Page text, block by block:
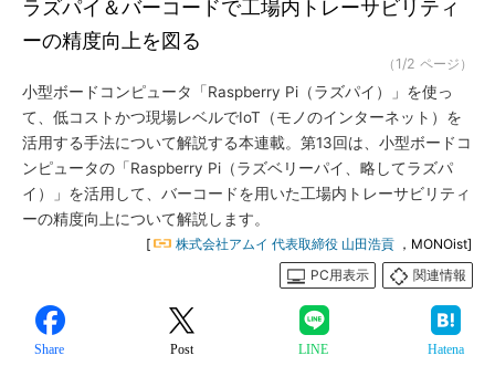
ラズパイ＆バーコードで工場内トレーサビリティ
ーの精度向上を図る
（1/2 ページ）
小型ボードコンピュータ「Raspberry Pi（ラズパイ）」を使っ
て、低コストかつ現場レベルでIoT（モノのインターネット）を
活用する手法について解説する本連載。第13回は、小型ボードコ
ンピュータの「Raspberry Pi（ラズベリーパイ、略してラズパ
イ）」を活用して、バーコードを用いた工場内トレーサビリティ
ーの精度向上について解説します。
[ 株式会社アムイ 代表取締役 山田浩貢 ，MONOist]
PC用表示
関連情報
Share Post LINE Hatena